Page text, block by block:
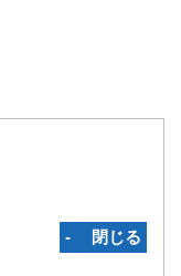
‐ 閉じる